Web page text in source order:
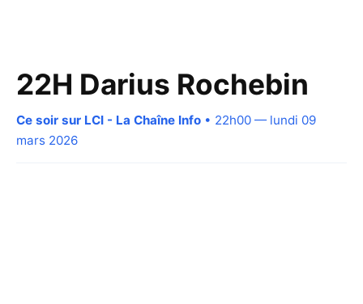
22H Darius Rochebin
Ce soir sur LCI - La Chaîne Info • 22h00 — lundi 09
mars 2026